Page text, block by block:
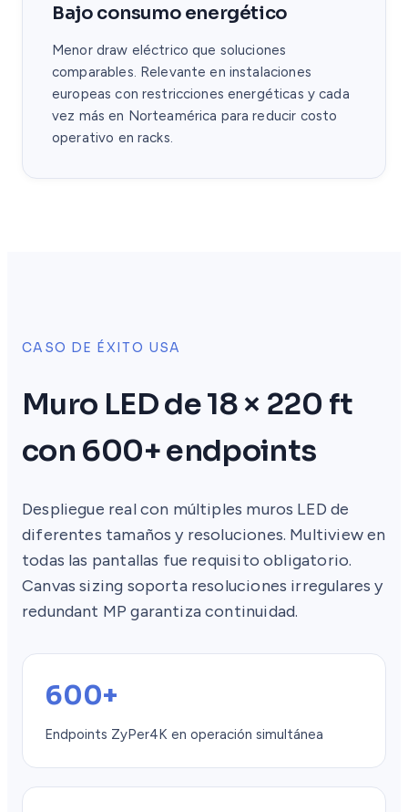
Bajo consumo energético
Menor draw eléctrico que soluciones
comparables. Relevante en instalaciones
europeas con restricciones energéticas y cada
vez más en Norteamérica para reducir costo
operativo en racks.
CASO DE ÉXITO USA
Muro LED de 18 × 220 ft
con 600+ endpoints
Despliegue real con múltiples muros LED de
diferentes tamaños y resoluciones. Multiview en
todas las pantallas fue requisito obligatorio.
Canvas sizing soporta resoluciones irregulares y
redundant MP garantiza continuidad.
600+
Endpoints ZyPer4K en operación simultánea